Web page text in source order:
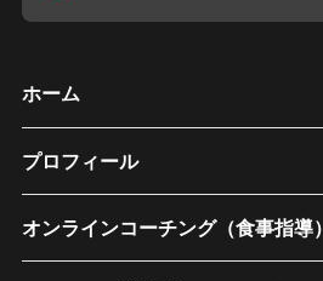
ホーム
プロフィール
オンラインコーチング（食事指導）